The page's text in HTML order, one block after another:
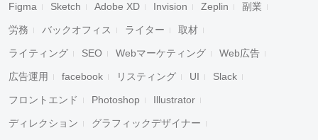
Figma Sketch Adobe XD Invision Zeplin 副業
労務 バックオフィス ライター 取材
ライティング SEO Webマーケティング Web広告
広告運用 facebook リスティング UI Slack
フロントエンド Photoshop Illustrator
ディレクション グラフィックデザイナー